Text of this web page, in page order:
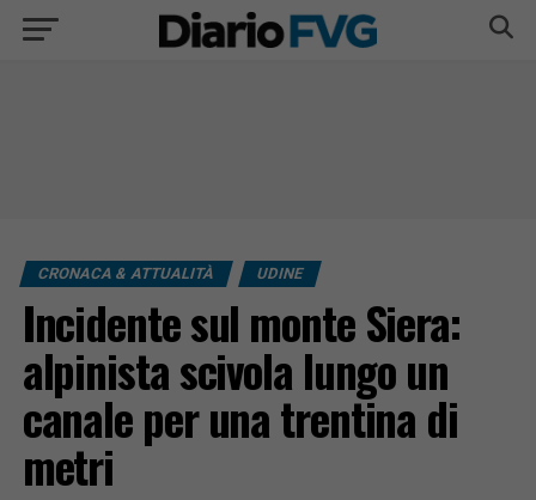
CRONACA & ATTUALITÀ UDINE
Incidente sul monte Siera:
alpinista scivola lungo un
canale per una trentina di
metri